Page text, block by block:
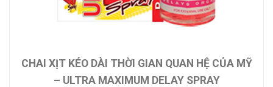
CHAI XỊT KÉO DÀI THỜI GIAN QUAN HỆ CỦA MỸ
– ULTRA MAXIMUM DELAY SPRAY